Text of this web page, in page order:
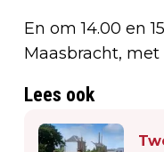
En om 14.00 en
Maasbracht,
Lees ook